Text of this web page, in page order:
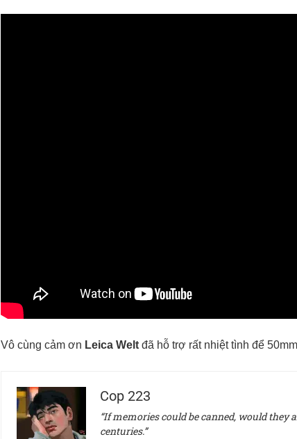
Vô cùng cảm ơn Leica Welt đã hỗ trợ rất nhiệt tình để
Cop 223
“If memories could be canned, would they
centuries.”